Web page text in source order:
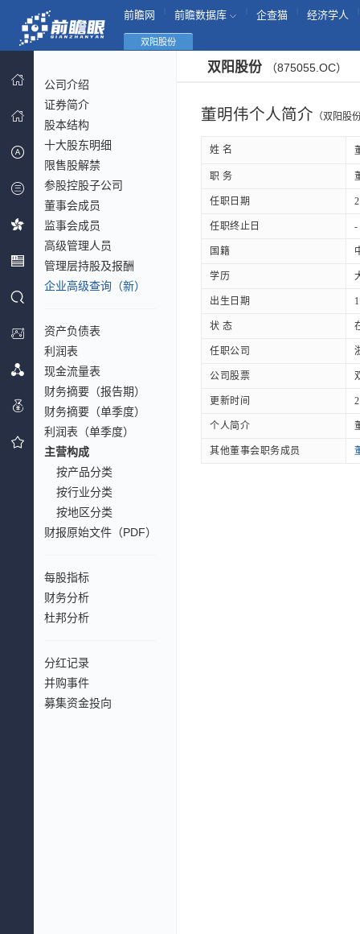
前瞻网 前瞻数据库 企查猫 经济学人
双阳股份
公司介绍
证券简介
股本结构
十大股东明细
限售股解禁
参股控股子公司
董事会成员
监事会成员
高级管理人员
管理层持股及报酬
企业高级查询（新）
资产负债表
利润表
现金流量表
财务摘要（报告期）
财务摘要（单季度）
利润表（单季度）
主营构成
按产品分类
按行业分类
按地区分类
财报原始文件（PDF）
每股指标
财务分析
杜邦分析
分红记录
并购事件
募集资金投向
双阳股份 （875055.OC）
董明伟个人简介 （双阳股
姓 名
职 务
任职日期
任职终止日 -
国籍
学历
出生日期
状 态
任职公司
公司股票
更新时间
个人简介
其他董事会职务成员